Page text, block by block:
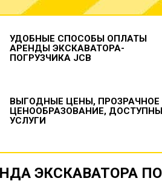
УДОБНЫЕ СПОСОБЫ ОПЛАТЫ
АРЕНДЫ ЭКСКАВАТОРА-
ПОГРУЗЧИКА JCB
ВЫГОДНЫЕ ЦЕНЫ, ПРОЗРАЧНОЕ
ЦЕНООБРАЗОВАНИЕ,
УСЛУГИ
ЭКСКАВАТОРА